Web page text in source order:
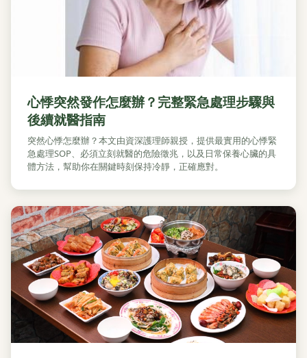
心悸突然發作怎麼辦？完整緊急處理步驟與
後續就醫指南
突然心悸怎麼辦？本文由資深護理師親授，提供最實用的心悸緊
急處理SOP、必須立刻就醫的危險徵兆，以及日常保養心臟的具
體方法，幫助你在關鍵時刻保持冷靜，正確應對。